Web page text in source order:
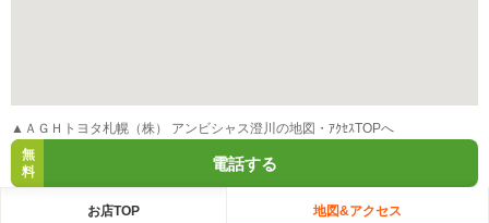
▲ＡＧＨトヨタ札幌（株） アンビシャス澄川の地図・ｱｸｾｽTOPへ
無
料
電話する
お店TOP 地図&アクセス